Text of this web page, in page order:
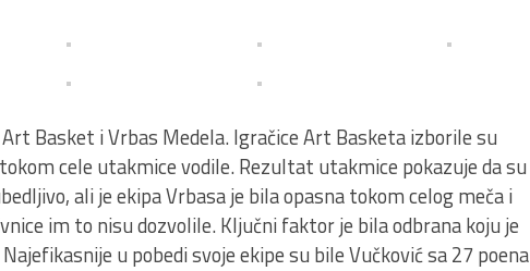
Basket i Vrbas Medela. Igračice Art Basketa izborile su
cele utakmice vodile. Rezultat utakmice pokazuje da su
ali je ekipa Vrbasa je bila opasna tokom celog meča i
im to nisu dozvolile. Ključni faktor je bila odbrana koju je
u pobedi svoje ekipe su bile Vučković sa 27 poena